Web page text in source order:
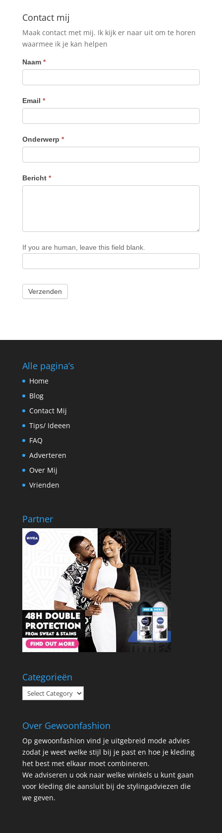
Contact mij
Maak contact met mij. Ik kijk er naar uit om te horen
waarmee ik je kan helpen
Contact
Naam *
Email *
Onderwerp *
Bericht *
If you are human, leave this field blank.
Verzenden
Alle pagina’s
Home
Blog
Contact Mij
Tips/ Ideeen
FAQ
Adverteren
Over Mij
Vrienden
Partner
Categorieën
Categorieën
Over Gewoonfashion
Op gewoonfashion vind je uitgebreid mode advies
zodat je weet welke stijl bij je past en hoe je kleding
het best met elkaar moet combineren.
We adviseren u ook naar welke winkels u kunt gaan
voor kleding die aansluit bij de stylingadviezen die
we geven.